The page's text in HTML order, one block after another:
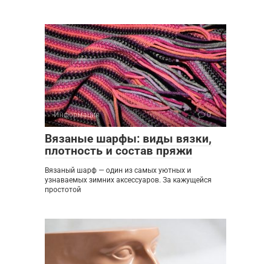
Информация 0
Вязаные шарфы: виды вязки,
плотность и состав пряжи
Вязаный шарф — один из самых уютных и
узнаваемых зимних аксессуаров. За кажущейся
простотой